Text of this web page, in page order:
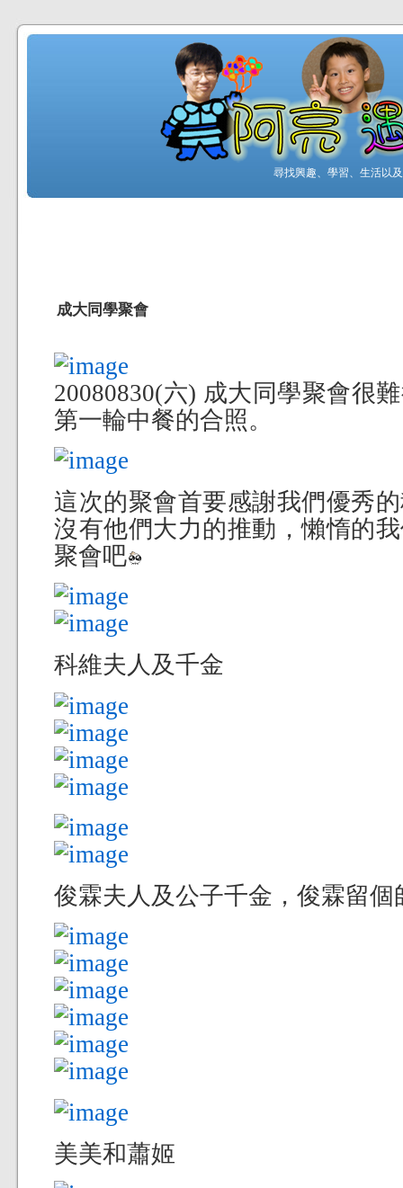
尋找興趣、學習、生活以
成大同學聚會
20080830(六) 成大同學聚會很
第一輪中餐的合照。
這次的聚會首要感謝我們優秀
沒有他們大力的推動，懶惰的
聚會吧
科維夫人及千金
俊霖夫人及公子千金，俊霖留個
美美和蕭姬